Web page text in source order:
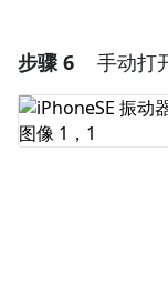
添加评论
步骤 6 手动打